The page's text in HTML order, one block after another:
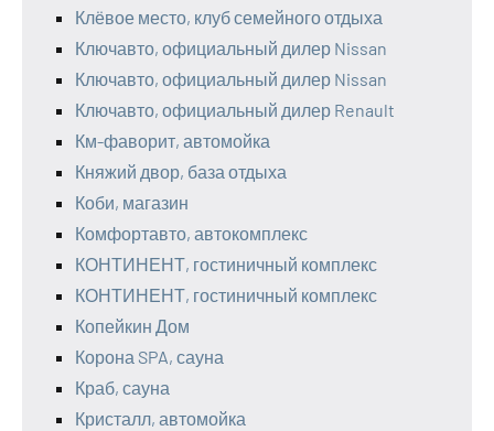
Клёвое место, клуб семейного отдыха
Ключавто, официальный дилер Nissan
Ключавто, официальный дилер Nissan
Ключавто, официальный дилер Renault
Км-фаворит, автомойка
Княжий двор, база отдыха
Коби, магазин
Комфортавто, автокомплекс
КОНТИНЕНТ, гостиничный комплекс
КОНТИНЕНТ, гостиничный комплекс
Копейкин Дом
Корона SPA, сауна
Краб, сауна
Кристалл, автомойка